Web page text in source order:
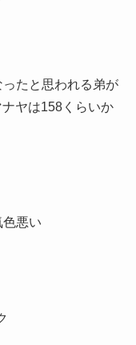
たと思われる弟が
ヤは158くらいか
悪い